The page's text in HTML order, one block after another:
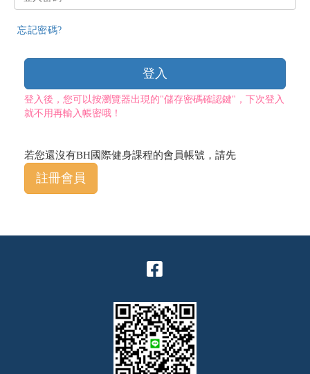
入
碼
忘記密碼?
登入
登入後，您可以按瀏覽器出現的"儲存密碼確認鍵"，下次登入
就不用再輸入帳密哦！
若您還沒有BH國際健身課程的會員帳號，請先
註冊會員